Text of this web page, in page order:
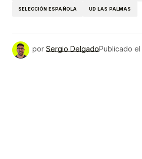
SELECCIÓN ESPAÑOLA UD LAS PALMAS
por Sergio DelgadoPublicado el